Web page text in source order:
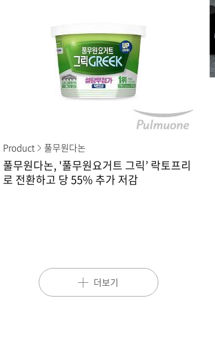
Product 풀무원다논
풀무원다논, '풀무원요거트 그릭’ 락토프리
로 전환하고 당 55% 추가 저감
더보기